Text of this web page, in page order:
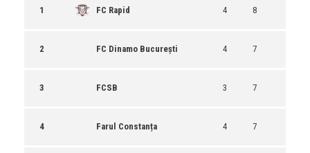
1 FC Rapid 4 8
2 FC Dinamo București 4 7
3 FCSB 3 7
4 Farul Constanța 4 7